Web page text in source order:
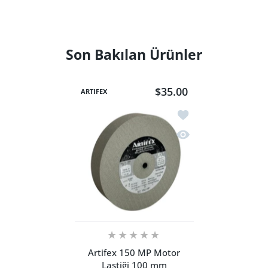
Son Bakılan Ürünler
ARTIFEX $35.00
İstek listesine ekle
Hızlı Görünüm
Artifex 150 MP Motor
Lastiği 100 mm